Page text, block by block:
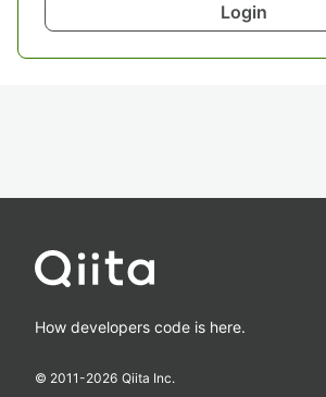
Login
How developers code is here.
© 2011-2026 Qiita Inc.